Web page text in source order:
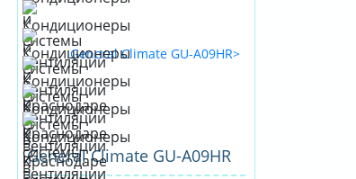
General Climate GU-А09HR